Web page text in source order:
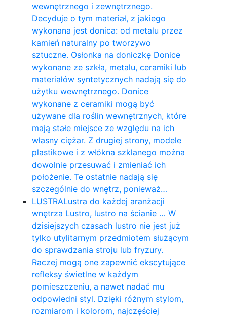
wewnętrznego i zewnętrznego.
Decyduje o tym materiał, z jakiego
wykonana jest donica: od metalu przez
kamień naturalny po tworzywo
sztuczne. Osłonka na doniczkę Donice
wykonane ze szkła, metalu, ceramiki lub
materiałów syntetycznych nadają się do
użytku wewnętrznego. Donice
wykonane z ceramiki mogą być
używane dla roślin wewnętrznych, które
mają stałe miejsce ze względu na ich
własny ciężar. Z drugiej strony, modele
plastikowe i z włókna szklanego można
dowolnie przesuwać i zmieniać ich
położenie. Te ostatnie nadają się
szczególnie do wnętrz, ponieważ…
LUSTRALustra do każdej aranżacji
wnętrza Lustro, lustro na ścianie … W
dzisiejszych czasach lustro nie jest już
tylko utylitarnym przedmiotem służącym
do sprawdzania stroju lub fryzury.
Raczej mogą one zapewnić ekscytujące
refleksy świetlne w każdym
pomieszczeniu, a nawet nadać mu
odpowiedni styl. Dzięki różnym stylom,
rozmiarom i kolorom, najczęściej